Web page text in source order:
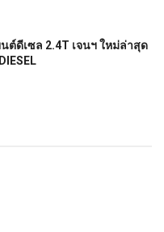
ต์ดีเซล 2.4T เจนฯ ใหม่ล่าสุด